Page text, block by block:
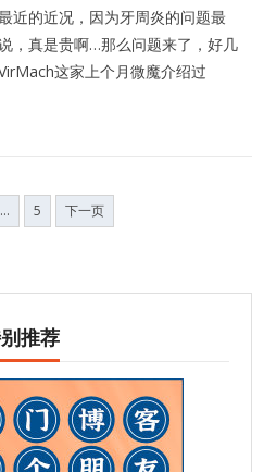
近的近况，因为牙周炎的问题最
，真是贵啊…那么问题来了，好几
这家上个月微魔介绍过
… 5 下一页
推荐